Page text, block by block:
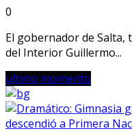
0
El gobernador de
del Interior Guillermo...
ultimo momento